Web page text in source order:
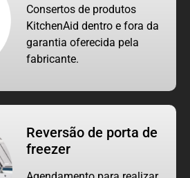
Consertos de produtos
KitchenAid dentro e fora da
garantia oferecida pela
fabricante.
Reversão de porta de
freezer